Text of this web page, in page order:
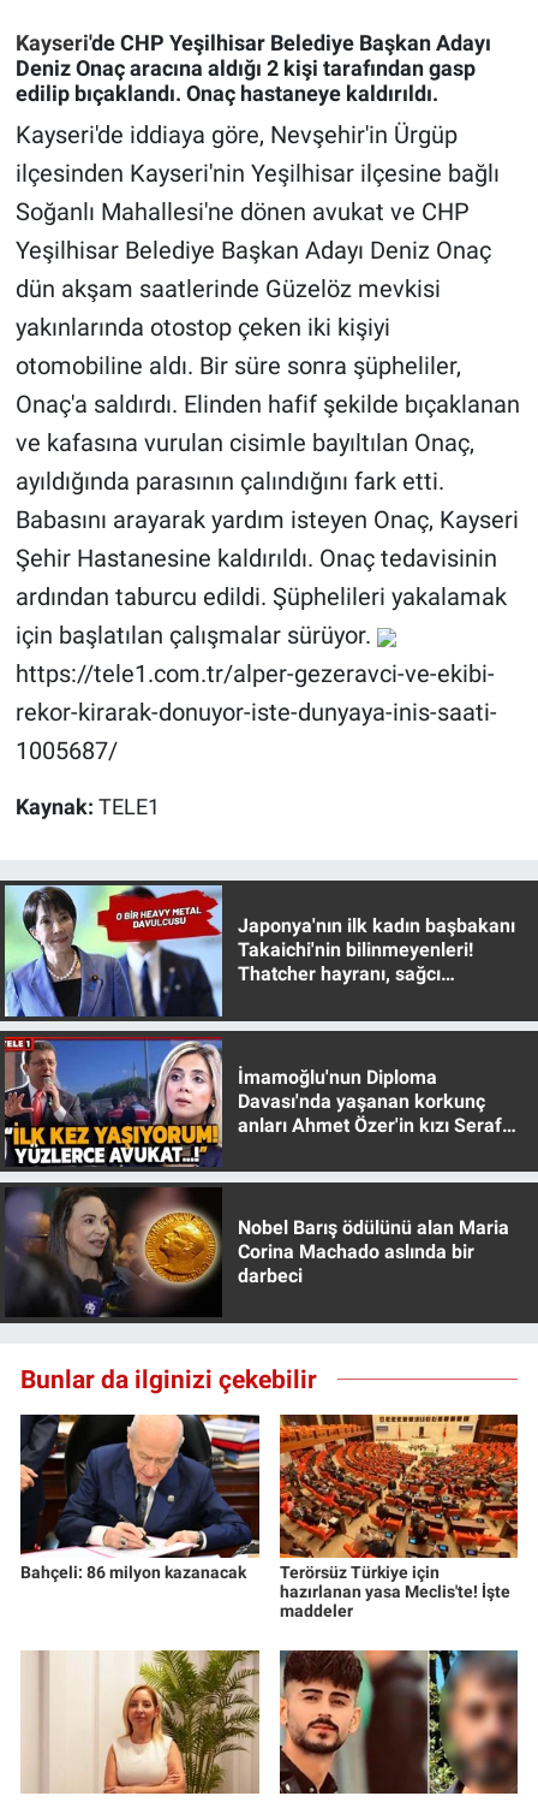
Kayseri'de CHP Yeşilhisar Belediye Başkan Adayı
Deniz Onaç aracına aldığı 2 kişi tarafından gasp
edilip bıçaklandı. Onaç hastaneye kaldırıldı.
Kayseri'de iddiaya göre, Nevşehir'in Ürgüp
ilçesinden Kayseri'nin Yeşilhisar ilçesine bağlı
Soğanlı Mahallesi'ne dönen avukat ve CHP
Yeşilhisar Belediye Başkan Adayı Deniz Onaç
dün akşam saatlerinde Güzelöz mevkisi
yakınlarında otostop çeken iki kişiyi
otomobiline aldı. Bir süre sonra şüpheliler,
Onaç'a saldırdı. Elinden hafif şekilde bıçaklanan
ve kafasına vurulan cisimle bayıltılan Onaç,
ayıldığında parasının çalındığını fark etti.
Babasını arayarak yardım isteyen Onaç, Kayseri
Şehir Hastanesine kaldırıldı. Onaç tedavisinin
ardından taburcu edildi. Şüphelileri yakalamak
için başlatılan çalışmalar sürüyor.
https://tele1.com.tr/alper-gezeravci-ve-ekibi-
rekor-kirarak-donuyor-iste-dunyaya-inis-saati-
1005687/
Kaynak: TELE1
Japonya'nın ilk kadın başbakanı
Takaichi'nin bilinmeyenleri!
Thatcher hayranı, sağcı
İmamoğlu'nun Diploma
Davası'nda yaşanan korkunç
anları Ahmet Özer'in kızı Seraf
Nobel Barış ödülünü alan Maria
Corina Machado aslında bir
darbeci
Bunlar da ilginizi çekebilir
Bahçeli: 86 milyon kazanacak
Terörsüz Türkiye için
hazırlanan yasa Meclis'te! İşte
maddeler
Gün Başlıyor
Gün Bitiyor
Gün Ortası
Gündem Özel
Günün görüntüsü
Haber
İlan
Kimdir
Koronavirüs
Kültür Sanat
Ne demişti
Popüler
Sağlık
Spor
Teknoloji
Türkiye'nin Geleceği
Türkiye'nin Gündemi
Yerel Gündem
Yerel Yaşam